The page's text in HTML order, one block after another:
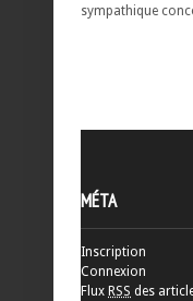
sympathique
MÉTA
Inscription
Connexion
Flux RSS des